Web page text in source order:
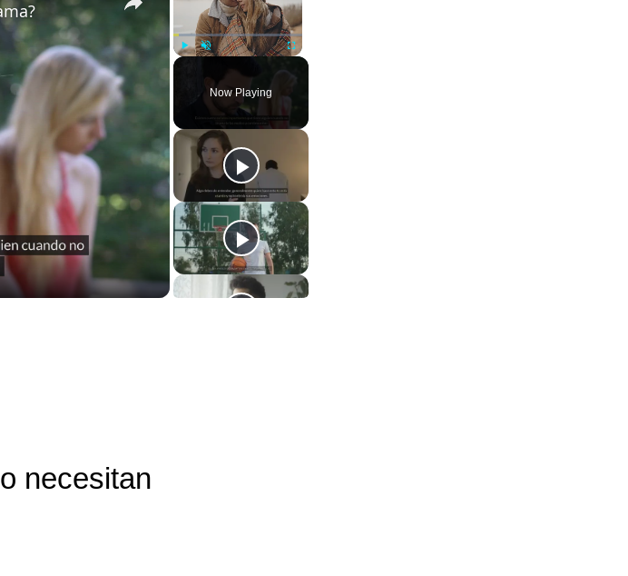
Fullscreen
Now Playing
necesitan